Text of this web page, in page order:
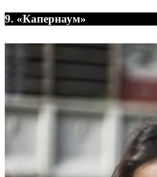
9. «Капернаум»